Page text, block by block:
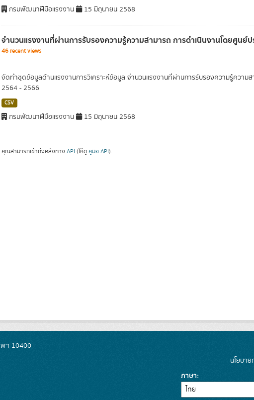
กรมพัฒนาฝีมือแรงงาน 15 มิถุนายน 2568
จำนวนแรงงานที่ผ่านการรับรองความรู้ความสามารถ การดำเนินงานโดยศูนย์ป
46 recent views
จัดทำชุดข้อมูลด้านแรงงานการวิเคราะห์ข้อมูล จำนวนแรงงานที่ผ่านการรับรองความรู้ความส
2564 - 2566
CSV
กรมพัฒนาฝีมือแรงงาน 15 มิถุนายน 2568
คุณสามารถเข้าถึงคลังทาง API (ให้ดู คู่มือ API).
ฯ 10400
นโยบา
ภาษา